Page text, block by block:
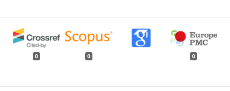
0 0 0